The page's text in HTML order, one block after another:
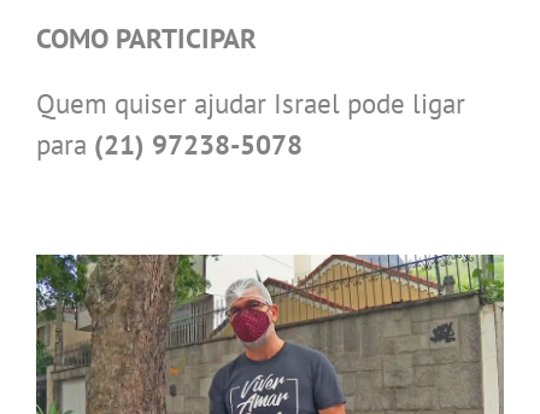
COMO PARTICIPAR
Quem quiser ajudar Israel pode ligar
para (21) 97238-5078